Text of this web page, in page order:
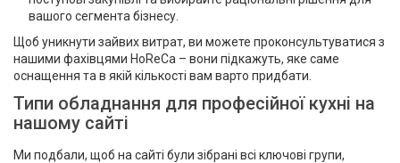
вашого сегмента бізнесу.
Щоб уникнути зайвих витрат, ви можете проконсультуватися з
нашими фахівцями HoReCa – вони підкажуть, яке саме
оснащення та в якій кількості вам варто придбати.
Типи обладнання для професійної кухні на
нашому сайті
Ми подбали, щоб на сайті були зібрані всі ключові групи,